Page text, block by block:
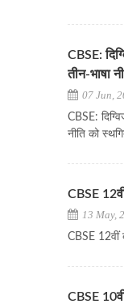
CBSE:
तीन-भाषा
07 Jun,
CBSE:
नीति को
CBSE
13 May,
CBSE 12वीं
CBSE